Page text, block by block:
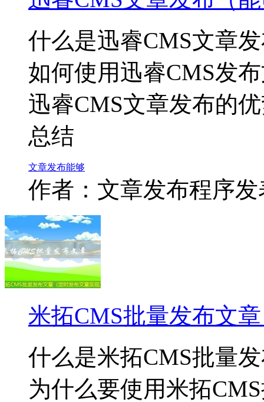
什么是迅睿CMS文章
如何使用迅睿CMS发
迅睿CMS文章发布的
总结
文章发布能够
作者：文章发布程序发
米拓CMS批量发布文
什么是米拓CMS批量
为什么要使用米拓